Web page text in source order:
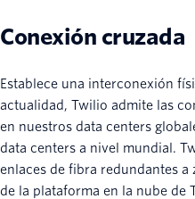
Conexión cruzada
Establece una interconexión
actualidad, Twilio admite las
en nuestros data centers
data centers a nivel mundial.
enlaces de fibra redundantes
de la plataforma en la nube de